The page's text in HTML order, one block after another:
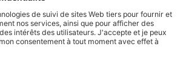
Paramètres des cookies
nos liens pour effectuer un achat.